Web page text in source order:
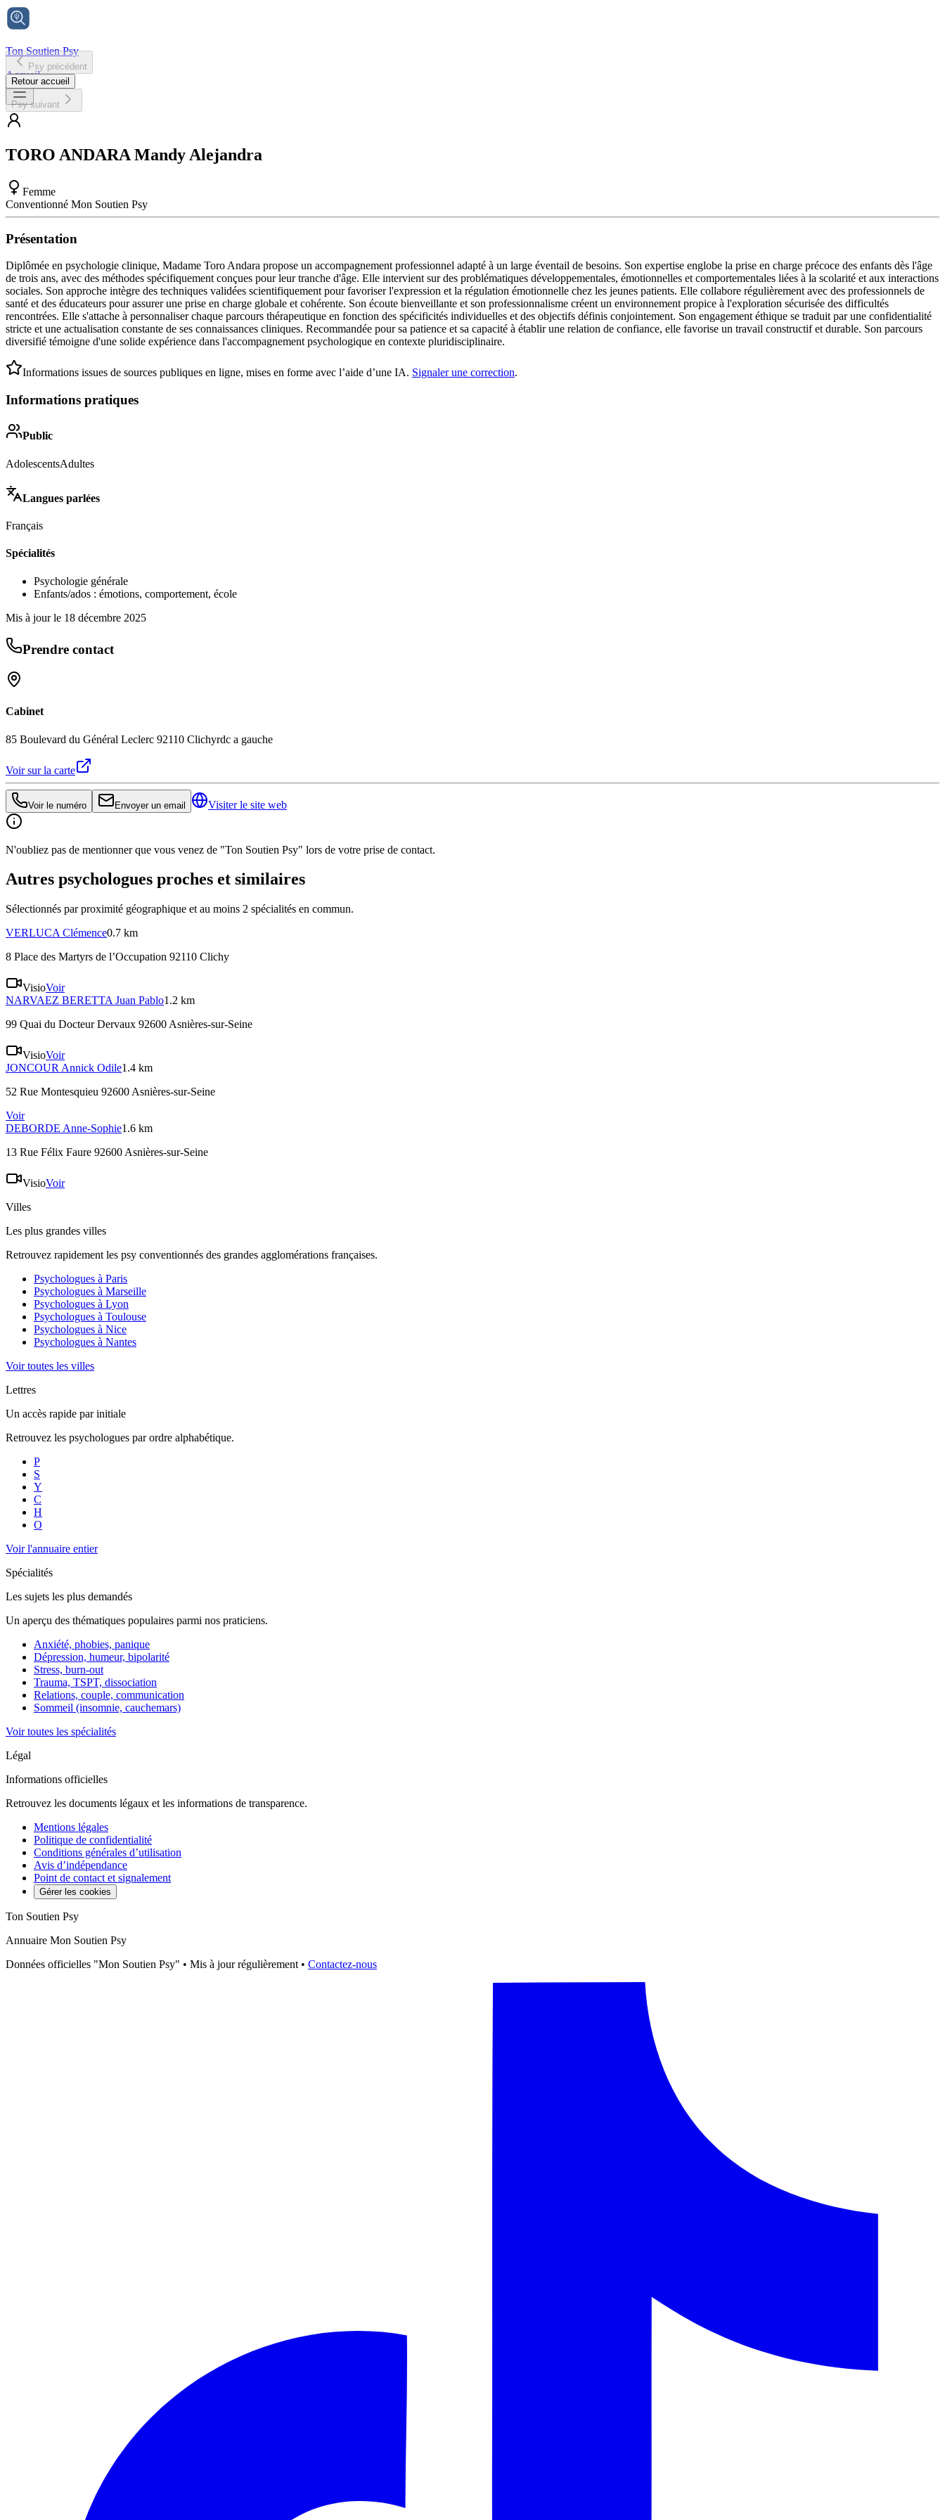
Ton Soutien Psy
Accueil
Psy précédent
Retour accueil
Psy suivant
TORO ANDARA Mandy Alejandra
Femme
Conventionné Mon Soutien Psy
Présentation
Diplômée en psychologie clinique, Madame Toro Andara propose un accompagnement professionnel adapté à un large éventail de besoins. Son expertise englobe la prise en charge précoce des enfants dès l'âge
de trois ans, avec des méthodes spécifiquement conçues pour leur tranche d'âge. Elle intervient sur des problématiques développementales, émotionnelles et comportementales liées à la scolarité et aux interactions
sociales. Son approche intègre des techniques validées scientifiquement pour favoriser l'expression et la régulation émotionnelle chez les jeunes patients. Elle collabore régulièrement avec des professionnels de
santé et des éducateurs pour assurer une prise en charge globale et cohérente. Son écoute bienveillante et son professionnalisme créent un environnement propice à l'exploration sécurisée des difficultés
rencontrées. Elle s'attache à personnaliser chaque parcours thérapeutique en fonction des spécificités individuelles et des objectifs définis conjointement. Son engagement éthique se traduit par une confidentialité
stricte et une actualisation constante de ses connaissances cliniques. Recommandée pour sa patience et sa capacité à établir une relation de confiance, elle favorise un travail constructif et durable. Son parcours
diversifié témoigne d'une solide expérience dans l'accompagnement psychologique en contexte pluridisciplinaire.
Informations issues de sources publiques en ligne, mises en forme avec l’aide d’une IA. Signaler une correction.
Informations pratiques
Public
AdolescentsAdultes
Langues parlées
Français
Spécialités
Psychologie générale
Enfants/ados : émotions, comportement, école
Mis à jour le 18 décembre 2025
Prendre contact
Cabinet
85 Boulevard du Général Leclerc 92110 Clichyrdc a gauche
Voir sur la carte
Voir le numéro Envoyer un email Visiter le site web
N'oubliez pas de mentionner que vous venez de "Ton Soutien Psy" lors de votre prise de contact.
Autres psychologues proches et similaires
Sélectionnés par proximité géographique et au moins 2 spécialités en commun.
VERLUCA Clémence0.7 km
8 Place des Martyrs de l’Occupation 92110 Clichy
VisioVoir
NARVAEZ BERETTA Juan Pablo1.2 km
99 Quai du Docteur Dervaux 92600 Asnières-sur-Seine
VisioVoir
JONCOUR Annick Odile1.4 km
52 Rue Montesquieu 92600 Asnières-sur-Seine
Voir
DEBORDE Anne-Sophie1.6 km
13 Rue Félix Faure 92600 Asnières-sur-Seine
VisioVoir
Villes
Les plus grandes villes
Retrouvez rapidement les psy conventionnés des grandes agglomérations françaises.
Psychologues à Paris
Psychologues à Marseille
Psychologues à Lyon
Psychologues à Toulouse
Psychologues à Nice
Psychologues à Nantes
Voir toutes les villes
Lettres
Un accès rapide par initiale
Retrouvez les psychologues par ordre alphabétique.
P
S
Y
C
H
O
Voir l'annuaire entier
Spécialités
Les sujets les plus demandés
Un aperçu des thématiques populaires parmi nos praticiens.
Anxiété, phobies, panique
Dépression, humeur, bipolarité
Stress, burn-out
Trauma, TSPT, dissociation
Relations, couple, communication
Sommeil (insomnie, cauchemars)
Voir toutes les spécialités
Légal
Informations officielles
Retrouvez les documents légaux et les informations de transparence.
Mentions légales
Politique de confidentialité
Conditions générales d’utilisation
Avis d’indépendance
Point de contact et signalement
Gérer les cookies
Ton Soutien Psy
Annuaire Mon Soutien Psy
Données officielles "Mon Soutien Psy" • Mis à jour régulièrement • Contactez-nous